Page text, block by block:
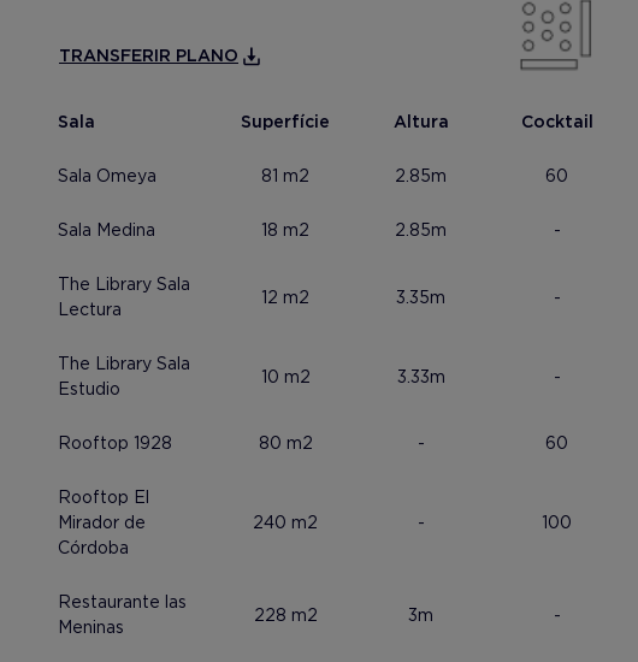
TRANSFERIR PLANO
Sala Superfície Altura Cocktail
Sala Omeya 81 m2 2.85m 60
Sala Medina 18 m2 2.85m -
The Library Sala
Lectura
12 m2 3.35m -
The Library Sala
Estudio
10 m2 3.33m -
Rooftop 1928 80 m2 - 60
Rooftop El
Mirador de
Córdoba
240 m2 - 100
Restaurante las
Meninas
228 m2 3m -